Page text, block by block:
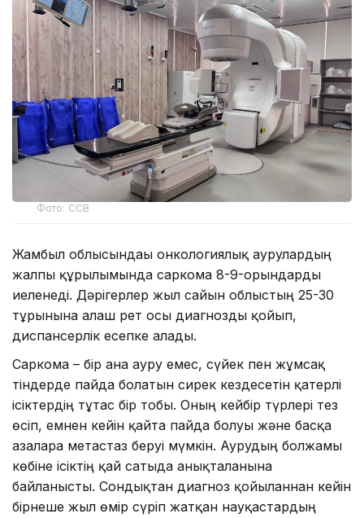
Фото: ССВ
Жамбыл облысындағы онкологиялық аурулардың
жалпы құрылымында саркома 8-9-орындарды
иеленеді. Дәрігерлер жыл сайын облыстың 25-30
тұрғынына алғаш рет осы диагнозды қойып,
диспансерлік есепке алады.
Саркома – бір ғана ауру емес, сүйек пен жұмсақ
тіндерде пайда болатын сирек кездесетін қатерлі
ісіктердің тұтас бір тобы. Оның кейбір түрлері тез
өсіп, емнен кейін қайта пайда болуы және басқа
ағзаларға метастаз беруі мүмкін. Аурудың болжамы
көбіне ісіктің қай сатыда анықталғанына
байланысты. Сондықтан диагноз қойылғаннан кейін
бірнеше жыл өмір сүріп жатқан науқастардың